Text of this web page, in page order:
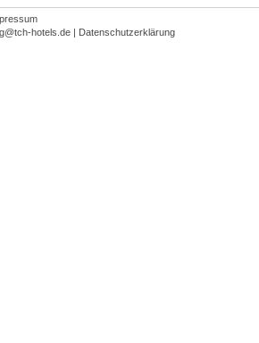
hotels.de | Datenschutzerklärung